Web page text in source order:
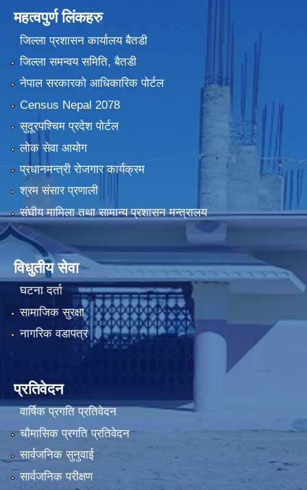
महत्वपुर्ण लिंकहरु
जिल्ला प्रशासन कार्यालय बैतडी
जिल्ला समन्वय समिति, बैतडी
नेपाल सरकारको आधिकारिक पोर्टल
Census Nepal 2078
सुदूरपश्चिम प्रदेश पोर्टल
लोक सेवा आयोग
प्रधानमन्त्री रोजगार कार्यक्रम
श्रम संसार प्रणाली
संघीय मामिला तथा सामान्य प्रशासन मन्त्रालय
विधुतीय सेवा
घटना दर्ता
सामाजिक सुरक्षा
नागरिक वडापत्र
प्रतिवेदन
वार्षिक प्रगति प्रतिवेदन
चौमासिक प्रगति प्रतिवेदन
सार्वजनिक सुनुवाई
सार्वजनिक परीक्षण